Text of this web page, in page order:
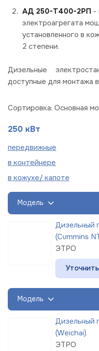
АД 250-Т400-2РП -
электроагрегата
установленного в
2 степени.
Дизельные
доступные для монтажа
Сортировка: Основная
250 кВт
передвижные
в контейнере
в кожухе/ капоте
Модель
Дизельный
(Cummins
ЭТРО
Модель
Дизельный
(Weichai)
ЭТРО